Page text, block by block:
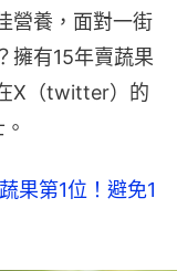
營養，面對一街
擁有15年賣蔬果
X（twitter）的
果第1位！避免1